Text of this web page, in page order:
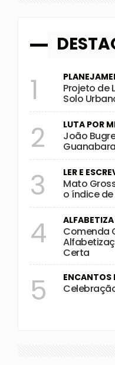
1 Projeto de
Solo
2 LUTA POR
João
Guanabara
3 LER E
Mato
o índice
4 Comenda
Certa
5 ENCANTOS